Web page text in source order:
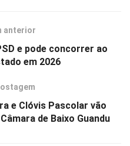
anterior
e pode concorrer ao
em 2026
e Clóvis Pascolar vão
de Baixo Guandu